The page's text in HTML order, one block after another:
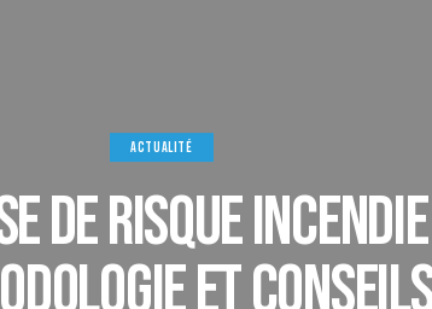
ACTUALITÉ
de Risque
et